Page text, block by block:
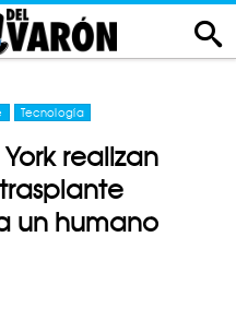
Tecnología
realizan
un humano